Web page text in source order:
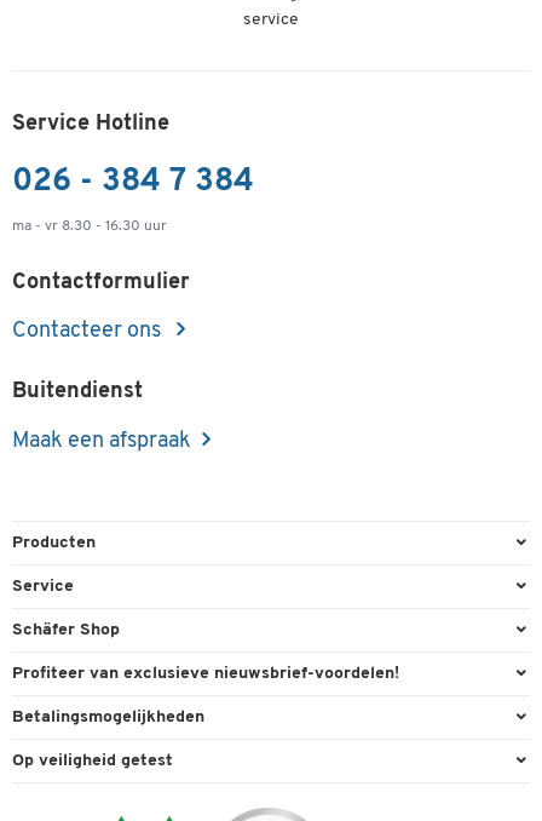
service
Service Hotline
026 - 384 7 384
ma - vr 8.30 - 16.30 uur
Contactformulier
Contacteer ons
Buitendienst
Maak een afspraak
Producten
Kantoorbenodigdheden
Milieutechniek
Reiniging & hygiëne
Service
Bestelling herroepen
Inkt & Toner
Schäfer Shop
Algemene voorwaarden
Online catalogi
Profiteer van exclusieve nieuwsbrief-voordelen!
Welkomstgeschenk
Betalingsmogelijkheden
Paypal
Op veiligheid getest